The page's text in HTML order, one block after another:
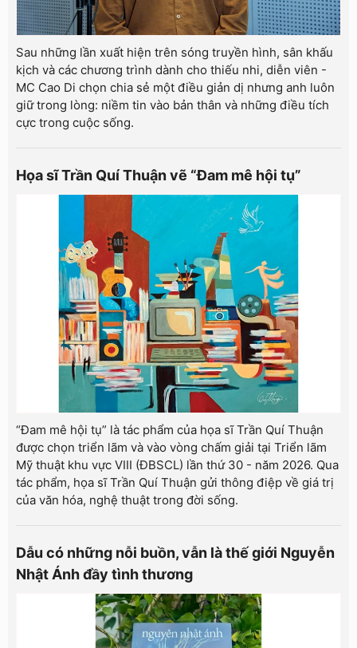
Sau những lần xuất hiện trên sóng truyền hình, sân khấu
kịch và các chương trình dành cho thiếu nhi, diễn viên -
MC Cao Di chọn chia sẻ một điều giản dị nhưng anh luôn
giữ trong lòng: niềm tin vào bản thân và những điều tích
cực trong cuộc sống.
Họa sĩ Trần Quí Thuận vẽ “Đam mê hội tụ”
“Đam mê hội tụ” là tác phẩm của họa sĩ Trần Quí Thuận
được chọn triển lãm và vào vòng chấm giải tại Triển lãm
Mỹ thuật khu vực VIII (ĐBSCL) lần thứ 30 - năm 2026. Qua
tác phẩm, họa sĩ Trần Quí Thuận gửi thông điệp về giá trị
của văn hóa, nghệ thuật trong đời sống.
Dẫu có những nỗi buồn, vẫn là thế giới Nguyễn
Nhật Ánh đầy tình thương